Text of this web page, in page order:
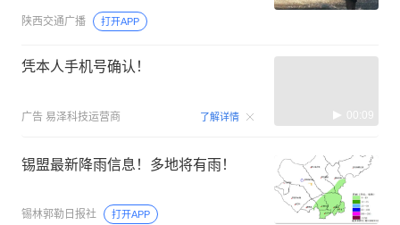
陕西交通广播 打开APP
凭本人手机号确认！
广告 易泽科技运营商 了解详情 00:09
锡盟最新降雨信息！多地将有雨！
锡林郭勒日报社 打开APP